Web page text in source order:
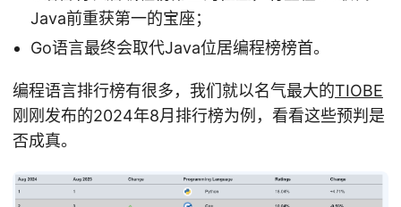
Java前重获第一的宝座；
Go语言最终会取代Java位居编程榜榜首。
编程语言排行榜有很多，我们就以名气最大的TIOBE
刚刚发布的2024年8月排行榜为例，看看这些预判是
否成真。